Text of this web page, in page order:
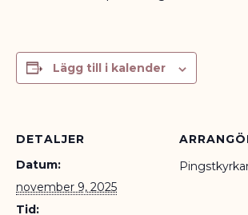
Lägg till i kalender
DETALJER
Datum:
november 9, 2025
Tid: